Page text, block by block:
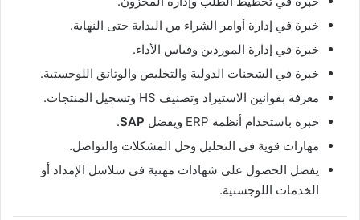
خبرة في إدارة أوامر الشراء من البداية حتى النهاية.
خبرة في إدارة الموردين وقياس الأداء.
خبرة في الشحنات الدولية والتخليص والوثائق اللوجستية.
معرفة بقوانين الاستيراد وتصنيف HS وتسجيل المنتجات.
خبرة باستخدام أنظمة ERP ويفضل
SAP
.
مهارات قوية في التحليل وحل المشكلات والتواصل.
يفضل الحصول على شهادات مهنية في سلاسل الإمداد أو
الخدمات اللوجستية.